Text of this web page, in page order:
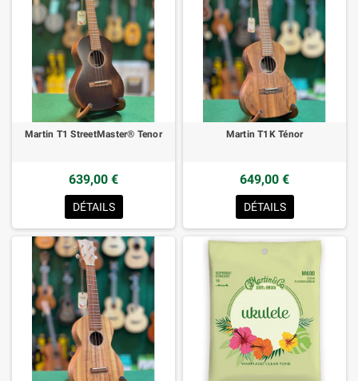
Martin T1 StreetMaster® Tenor
639,00 €
DÉTAILS
Martin T1K Ténor
649,00 €
DÉTAILS